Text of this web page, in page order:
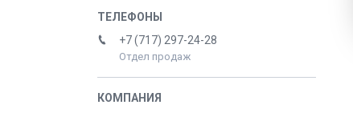
+7 (717) 297-24-28
Отдел продаж